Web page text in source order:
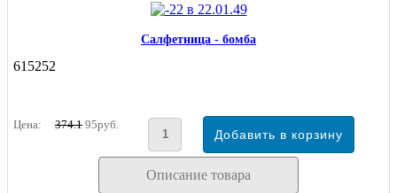
Салфетница - бомба
615252
Цена: 374.1 95руб.
Описание товара